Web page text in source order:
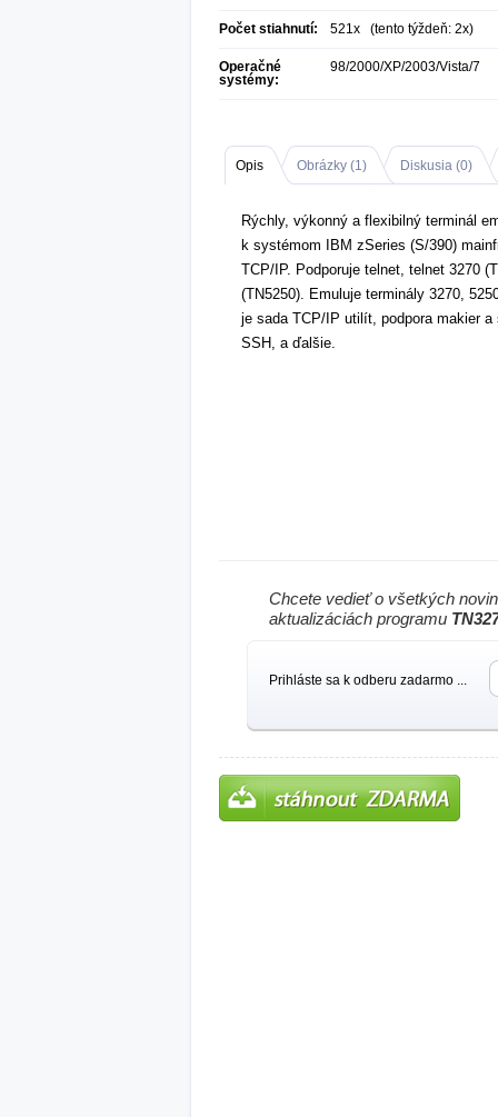
Počet stiahnutí: 521x (tento týždeň: 2x)
Operačné
systémy:
98/2000/XP/2003/Vista/7
Opis Obrázky (1) Diskusia (0)
Rýchly, výkonný a flexibilný terminál
k systémom IBM zSeries (S/390)
TCP/IP. Podporuje telnet, telnet 3270
(TN5250). Emuluje terminály 3270,
je sada TCP/IP utilít, podpora makier
SSH, a ďalšie.
Chcete vedieť o všetkých
aktualizáciách programu
Prihláste sa k odberu zadarmo ...